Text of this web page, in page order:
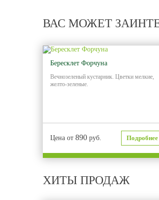
ВАС МОЖЕТ
Бересклет Форчуна
Вечнозеленый кустарник. Цветки мелкие,
желто-зеленые.
Цена от 890 руб. Подробнее
ХИТЫ ПРОДАЖ